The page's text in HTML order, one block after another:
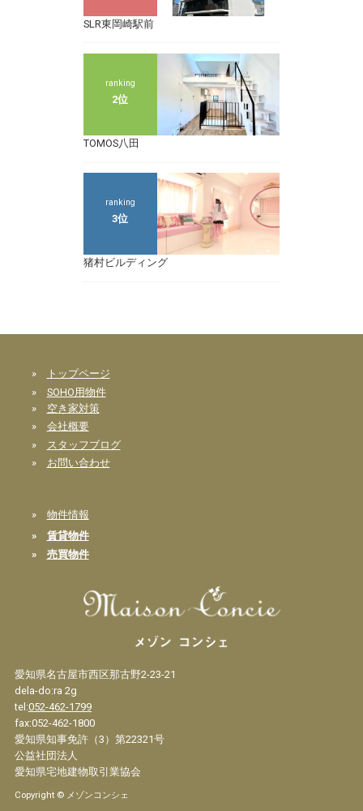
SLR東岡崎駅前
ranking
2位
TOMOS八田
ranking
3位
猪村ビルディング
»
トップページ
» SOHO用物件
» 空き家対策
» 会社概要
»
スタッフブログ
» お問い合わせ
» 物件情報
» 賃貸物件
» 売買物件
愛知県名古屋市西区那古野2-23-21
dela-do:ra 2g
tel:052-462-1799
fax:052-462-1800
愛知県知事免許（3）第22321号
公益社団法人
愛知県宅地建物取引業協会
Copyright © メゾンコンシェ